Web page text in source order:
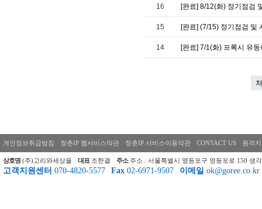
16 [완료] 8/12(화) 정기점검
15 [완료] (7/15) 정기점검 및
14 [완료] 7/1(화) 프록시 유
개인정보취급방침 청춘IP 웹서비스약관 청춘IP 서비스이용약관 CONTACT US 원격
상호명 (주)고리와세상을 대표 조한결 주소 주소 : 서울특별시 영등포구 영등포로 150 생
고객지원센터 070-4820-5577 Fax 02-6971-9507 이메일 ok@goree.co.kr